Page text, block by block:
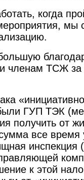
когда
мы
членам ТСЖ за
ГУП ТЭК
получить от
все время
к этой